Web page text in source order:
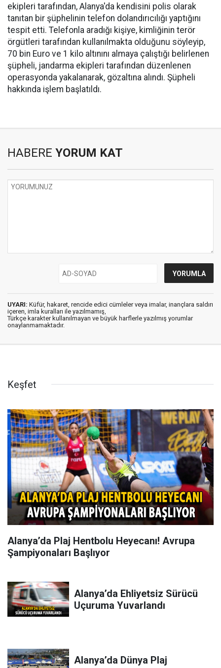
ekipleri tarafından, Alanya'da kendisini polis olarak
tanıtan bir şüphelinin telefon dolandırıcılığı yaptığını
tespit etti. Telefonla aradığı kişiye, kimliğinin terör
örgütleri tarafından kullanılmakta olduğunu söyleyip,
70 bin Euro ve 1 kilo altınını almaya çalıştığı belirlenen
şüpheli, jandarma ekipleri tarafından düzenlenen
operasyonda yakalanarak, gözaltına alındı. Şüpheli
hakkında işlem başlatıldı.
HABERE YORUM KAT
UYARI: Küfür, hakaret, rencide edici cümleler veya imalar, inançlara saldırı
içeren, imla kuralları ile yazılmamış,
Türkçe karakter kullanılmayan ve büyük harflerle yazılmış yorumlar
onaylanmamaktadır.
Keşfet
Alanya’da Plaj Hentbolu Heyecanı! Avrupa
Şampiyonaları Başlıyor
Alanya’da Ehliyetsiz Sürücü
Uçuruma Yuvarlandı
Alanya’da Dünya Plaj